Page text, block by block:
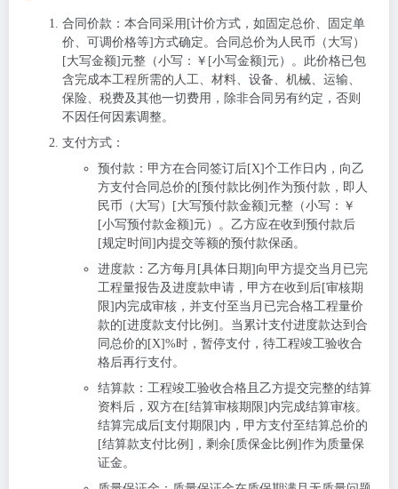
合同价款 ：本合同采用[计价方式，如固定总价、固定单
价、可调价格等]方式确定。合同总价为人民币（大写）
[大写金额]元整（小写：￥[小写金额]元）。此价格已包
含完成本工程所需的人工、材料、设备、机械、运输、
保险、税费及其他一切费用，除非合同另有约定，否则
不因任何因素调整。
支付方式 ：
预付款 ：甲方在合同签订后[X]个工作日内，向乙
方支付合同总价的[预付款比例]作为预付款，即人
民币（大写）[大写预付款金额]元整（小写：￥
[小写预付款金额]元）。乙方应在收到预付款后
[规定时间]内提交等额的预付款保函。
进度款 ：乙方每月[具体日期]向甲方提交当月已完
工程量报告及进度款申请，甲方在收到后[审核期
限]内完成审核，并支付至当月已完合格工程量价
款的[进度款支付比例]。当累计支付进度款达到合
同总价的[X]%时，暂停支付，待工程竣工验收合
格后再行支付。
结算款 ：工程竣工验收合格且乙方提交完整的结算
资料后，双方在[结算审核期限]内完成结算审核。
结算完成后[支付期限]内，甲方支付至结算总价的
[结算款支付比例]，剩余[质保金比例]作为质量保
证金。